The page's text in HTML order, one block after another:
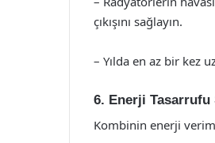
çıkışını sağlayın.
– Yılda en az bir kez
6. Enerji Tasarrufu
Kombinin enerji